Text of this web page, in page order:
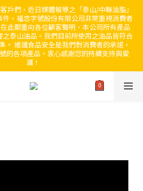
戶們，近日媒體報導之「泰山/中聯油脂」
，福忠字號股份有限公司非常重視消費者
此鄭重向各位顧客聲明，本公司所有產品
之泰山油品。我們目前所使用之油品皆符合
。 維護食品安全是我們對消費者的承諾，
的各項產品。衷心感謝您的持續支持與愛
護！